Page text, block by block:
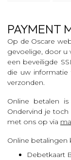
PAYMENT
Op de Oscare
gevoelige, door u
een beveiligde
die uw
verzonden.
Online betalen
Ondervind je
met ons op via
Online betalingen
Debetkaart